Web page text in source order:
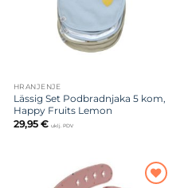
HRANJENJE
Lässig Set Podbradnjaka 5 kom,
Happy Fruits Lemon
29,95 € uklj. PDV